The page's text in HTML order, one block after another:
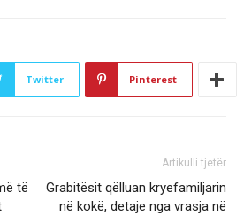
Twitter Pinterest
të
Artikulli tjetër
Grabitësit qëlluan kryefamiljarin
në kokë, detaje nga vrasja në